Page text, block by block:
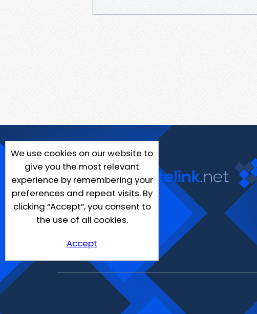
We use cookies on our website to
give you the most relevant
experience by remembering your
preferences and repeat visits. By
clicking “Accept”, you consent to
the use of all cookies.
Accept